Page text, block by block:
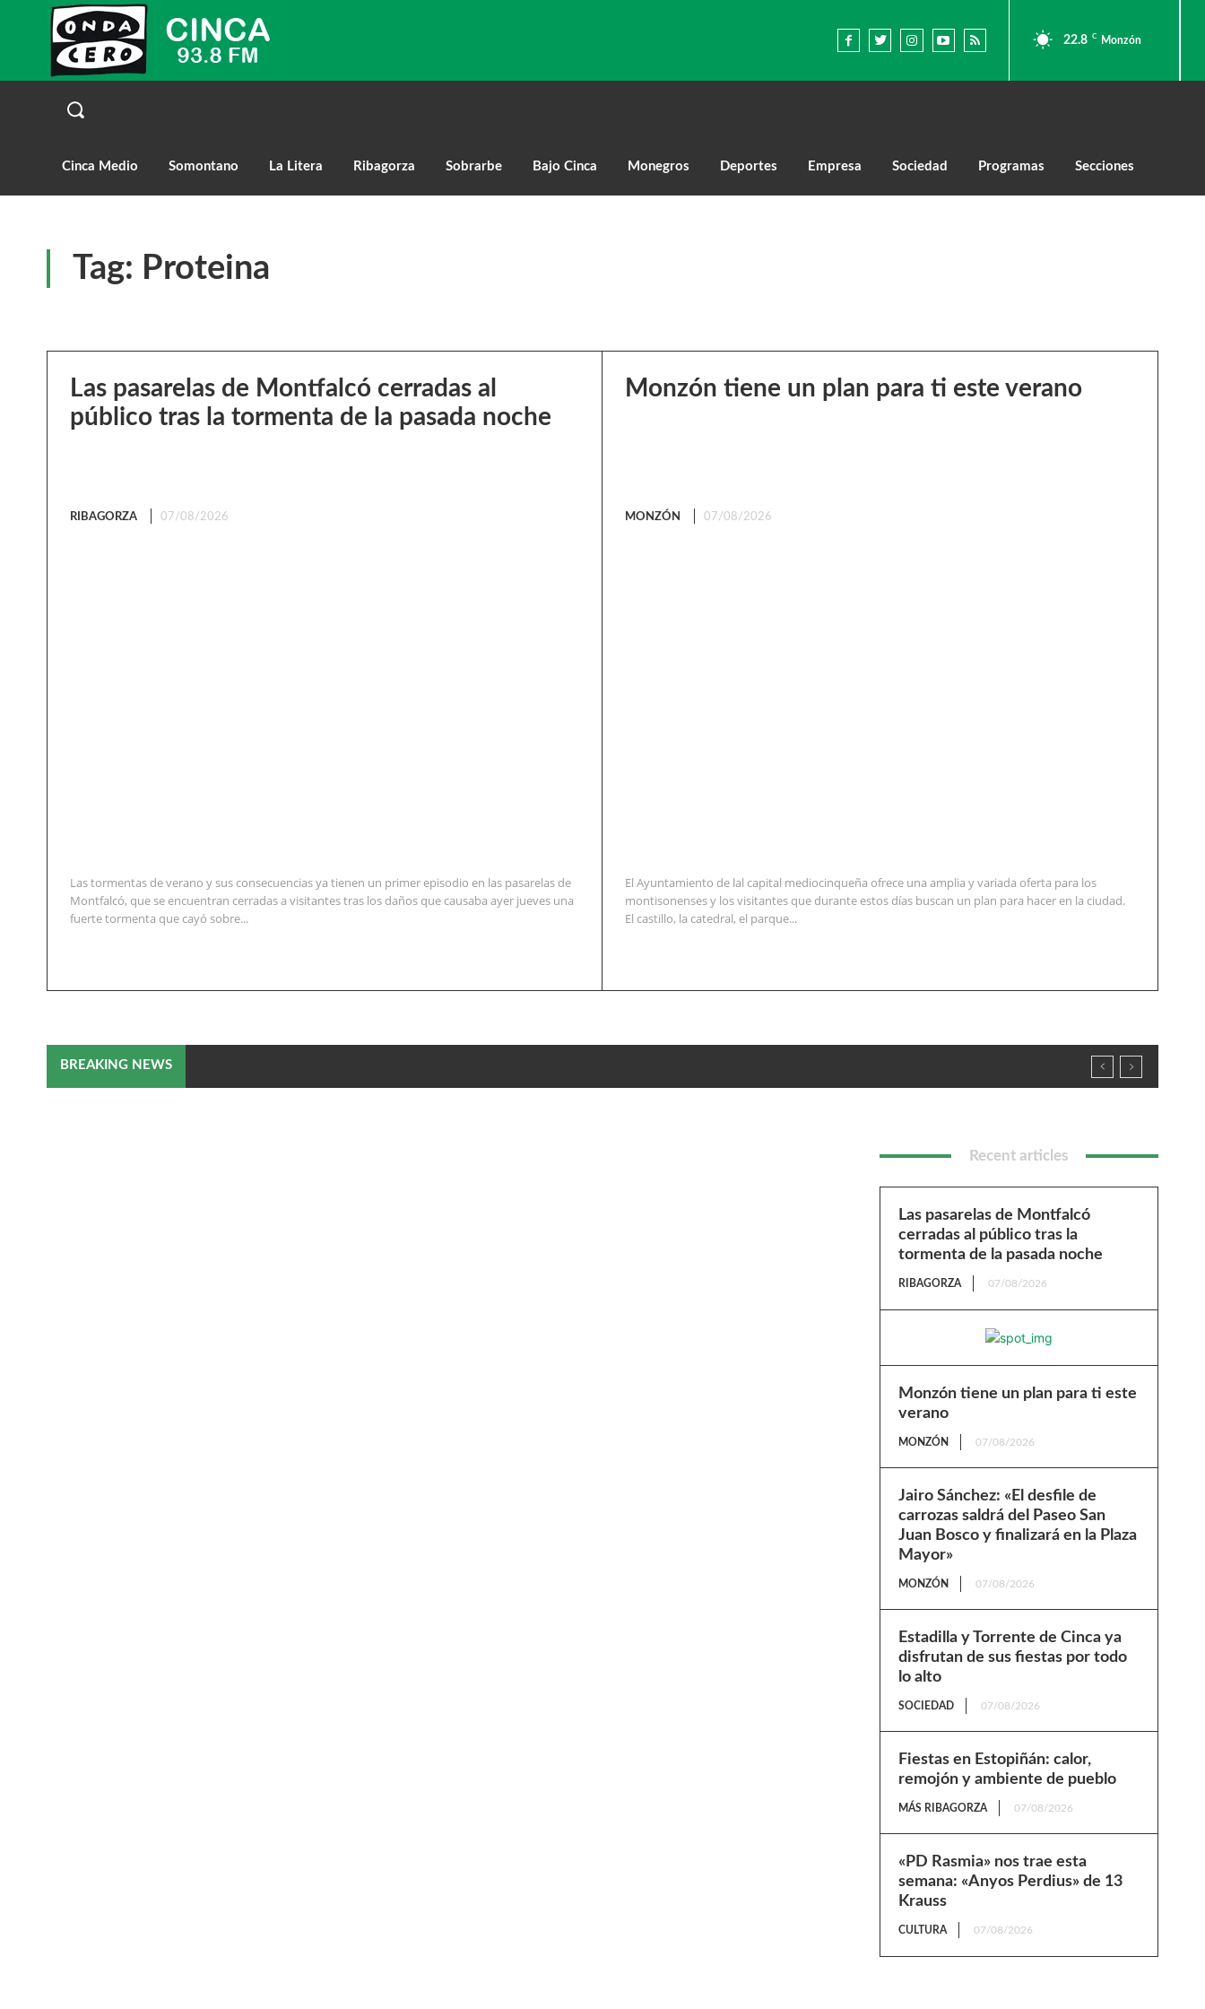
22.8 C Monzón
Cinca Medio Somontano La Litera Ribagorza Sobrarbe Bajo Cinca Monegros Deportes Empresa Sociedad Programas Secciones
Tag: Proteina
Las pasarelas de Montfalcó cerradas al
público tras la tormenta de la pasada noche
RIBAGORZA 07/08/2026
Las tormentas de verano y sus consecuencias ya tienen un primer episodio en las pasarelas de
Montfalcó, que se encuentran cerradas a visitantes tras los daños que causaba ayer jueves una
fuerte tormenta que cayó sobre...
Monzón tiene un plan para ti este verano
MONZÓN 07/08/2026
El Ayuntamiento de lal capital mediocinqueña ofrece una amplia y variada oferta para los
montisonenses y los visitantes que durante estos días buscan un plan para hacer en la ciudad.
El castillo, la catedral, el parque...
BREAKING NEWS
Recent articles
Las pasarelas de Montfalcó
cerradas al público tras la
tormenta de la pasada noche
RIBAGORZA 07/08/2026
Monzón tiene un plan para ti este
verano
MONZÓN 07/08/2026
Jairo Sánchez: «El desfile de
carrozas saldrá del Paseo San
Juan Bosco y finalizará en la Plaza
Mayor»
MONZÓN 07/08/2026
Estadilla y Torrente de Cinca ya
disfrutan de sus fiestas por todo
lo alto
SOCIEDAD 07/08/2026
Fiestas en Estopiñán: calor,
remojón y ambiente de pueblo
MÁS RIBAGORZA 07/08/2026
«PD Rasmia» nos trae esta
semana: «Anyos Perdius» de 13
Krauss
CULTURA 07/08/2026